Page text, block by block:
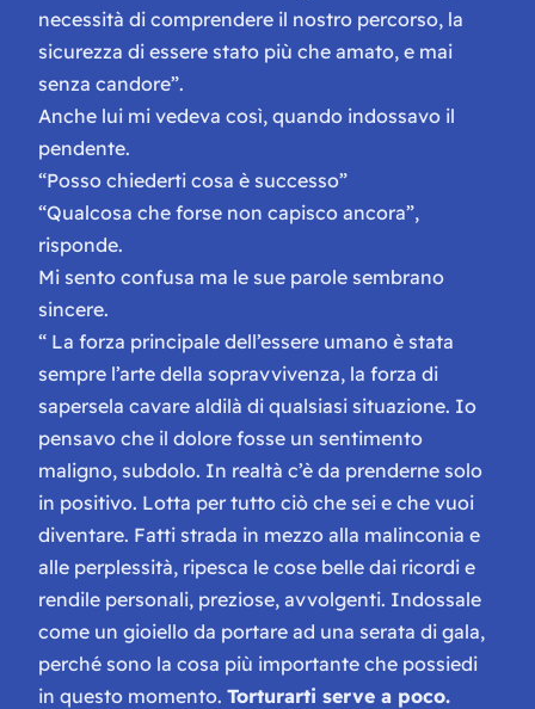
necessità di comprendere il nostro percorso, la
sicurezza di essere stato più che amato, e mai
senza candore”.
Anche lui mi vedeva così, quando indossavo il
pendente.
“Posso chiederti cosa è successo”
“Qualcosa che forse non capisco ancora”,
risponde.
Mi sento confusa ma le sue parole sembrano
sincere.
“ La forza principale dell’essere umano è stata
sempre l’arte della sopravvivenza, la forza di
sapersela cavare aldilà di qualsiasi situazione. Io
pensavo che il dolore fosse un sentimento
maligno, subdolo. In realtà c’è da prenderne solo
in positivo. Lotta per tutto ciò che sei e che vuoi
diventare. Fatti strada in mezzo alla malinconia e
alle perplessità, ripesca le cose belle dai ricordi e
rendile personali, preziose, avvolgenti. Indossale
come un gioiello da portare ad una serata di gala,
perché sono la cosa più importante che possiedi
in questo momento. Torturarti serve a poco.